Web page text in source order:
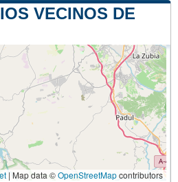
VECINOS DE
| Map data ©OpenStreetMapcontributors